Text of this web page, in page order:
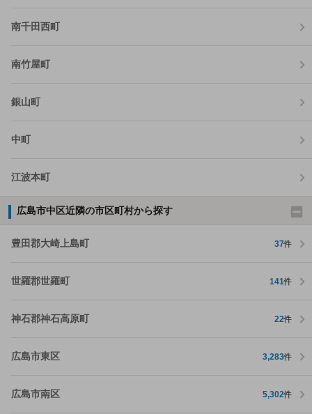
南千田西町
南竹屋町
銀山町
中町
江波本町
広島市中区近隣の市区町村から探す
豊田郡大崎上島町 37件
世羅郡世羅町 141件
神石郡神石高原町 22件
広島市東区 3,283件
広島市南区 5,302件